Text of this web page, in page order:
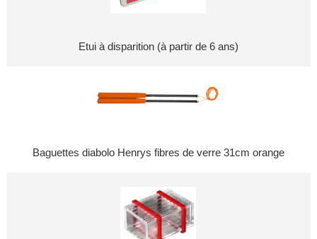
Etui à disparition (à partir de 6 ans)
Baguettes diabolo Henrys fibres de verre 31cm orange